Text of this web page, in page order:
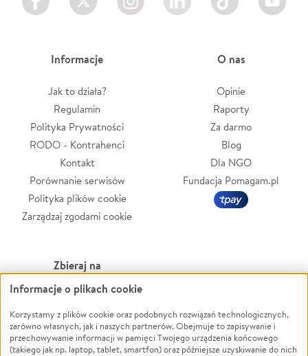
Informacje
Jak to działa?
Regulamin
Polityka Prywatności
RODO - Kontrahenci
Kontakt
Porównanie serwisów
Polityka plików cookie
Zarządzaj zgodami cookie
O nas
Opinie
Raporty
Za darmo
Blog
Dla NGO
Fundacja Pomagam.pl
Zbieraj na
Leczenie
Zwierzęta
Pożar
Ukraina
Powódź
Wichura
NGO
Informacje o plikach cookie
Korzystamy z plików cookie oraz podobnych rozwiązań technologicznych,
zarówno własnych, jak i naszych partnerów. Obejmuje to zapisywanie i
przechowywanie informacji w pamięci Twojego urządzenia końcowego
(takiego jak np. laptop, tablet, smartfon) oraz późniejsze uzyskiwanie do nich